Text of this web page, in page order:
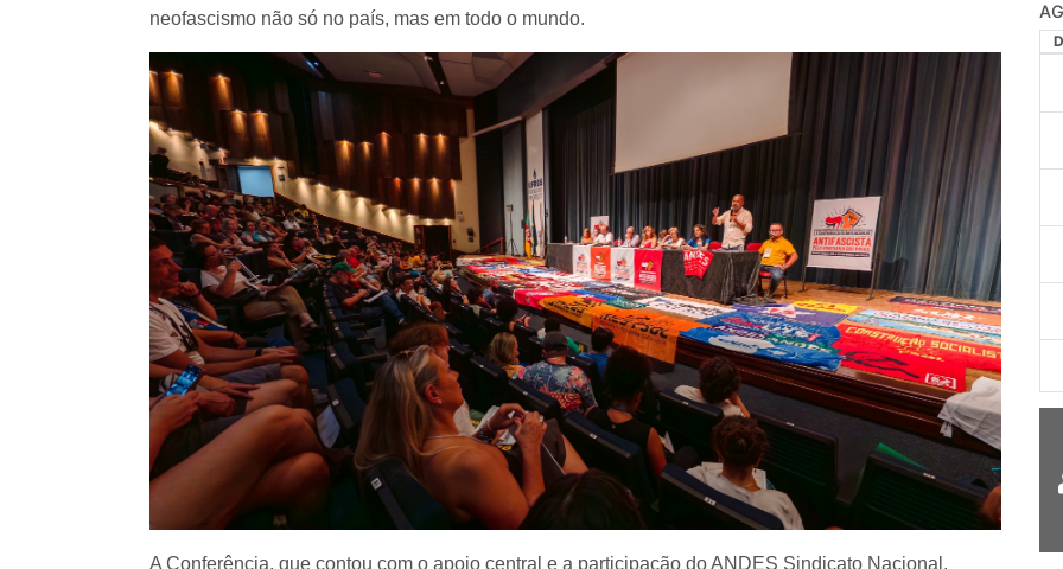
neofascismo não só no país, mas em todo o mundo.
A Conferência, que contou com o apoio central e a participação do ANDES Sindicato Nacional,